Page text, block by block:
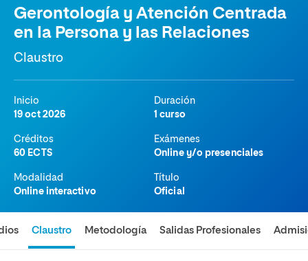
Gerontología y Atención Centrada
en la Persona y las Relaciones
Claustro
Inicio
19 oct 2026
Duración
1 curso
Créditos
60 ECTS
Exámenes
Online y/o presenciales
Modalidad
Online interactivo
Título
Oficial
Claustro Metodología Salidas Profesionales